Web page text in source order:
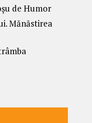
de Humor
Mănăstirea